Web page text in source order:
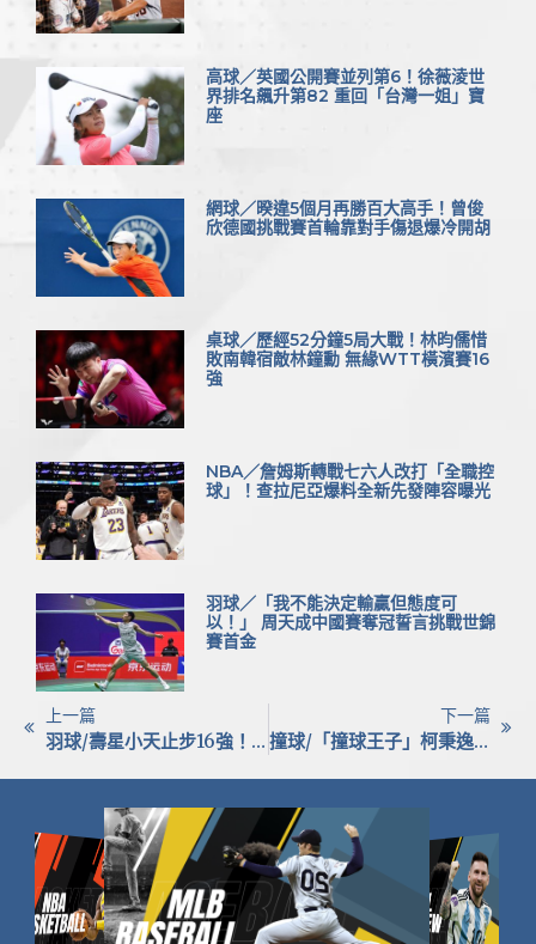
高球／英國公開賽並列第6！徐薇淩世
界排名飆升第82 重回「台灣一姐」寶
座
網球／暌違5個月再勝百大高手！曾俊
欣德國挑戰賽首輪靠對手傷退爆冷開胡
桌球／歷經52分鐘5局大戰！林昀儒惜
敗南韓宿敵林鐘勳 無緣WTT橫濱賽16
強
NBA／詹姆斯轉戰七六人改打「全職控
球」！查拉尼亞爆料全新先發陣容曝光
羽球／「我不能決定輸贏但態度可
以！」 周天成中國賽奪冠誓言挑戰世錦
賽首金
上一篇
羽球/壽星小天止步16強！大馬公開賽台灣僅剩林芝昀／許尹鏸續戰
下一篇
撞球/「撞球王子」柯秉逸一週雙冠到手！百萬獎金入袋、金盃全留台灣